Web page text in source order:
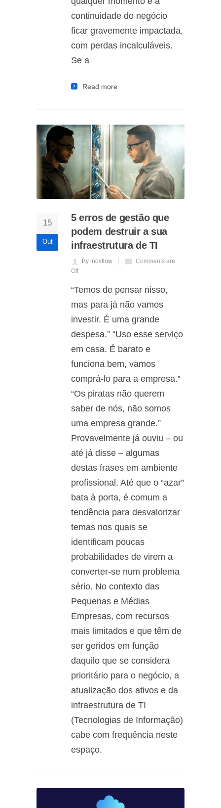
continuidade do negócio
ficar gravemente impactada,
com perdas incalculáveis.
Se a
Read more
15
Out
5 erros de gestão que
podem destruir a sua
infraestrutura de TI
By inovflow
Comments are
Off
“Temos de pensar nisso,
mas para já não vamos
investir. É uma grande
despesa.” “Uso esse serviço
em casa. É barato e
funciona bem, vamos
comprá-lo para a empresa.”
“Os piratas não querem
saber de nós, não somos
uma empresa grande.”
Provavelmente já ouviu – ou
até já disse – algumas
destas frases em ambiente
profissional. Até que o “azar”
bata à porta, é comum a
tendência para desvalorizar
temas nos quais se
identificam poucas
probabilidades de virem a
converter-se num problema
sério. No contexto das
Pequenas e Médias
Empresas, com recursos
mais limitados e que têm de
ser geridos em função
daquilo que se considera
prioritário para o negócio, a
atualização dos ativos e da
infraestrutura de TI
(Tecnologias de Informação)
cabe com frequência neste
espaço.